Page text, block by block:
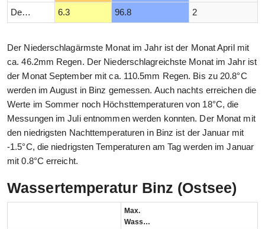
Dezember 6.3 96.8 2
Der Niederschlagärmste Monat im Jahr ist der Monat April mit
ca. 46.2mm Regen. Der Niederschlagreichste Monat im Jahr ist
der Monat September mit ca. 110.5mm Regen. Bis zu 20.8°C
werden im August in Binz gemessen. Auch nachts erreichen die
Werte im Sommer noch Höchsttemperaturen von 18°C, die
Messungen im Juli entnommen werden konnten. Der Monat mit
den niedrigsten Nachttemperaturen in Binz ist der Januar mit
-1.5°C, die niedrigsten Temperaturen am Tag werden im Januar
mit 0.8°C erreicht.
Wassertemperatur Binz (Ostsee)
Max.
Wassertemperatur (°C)